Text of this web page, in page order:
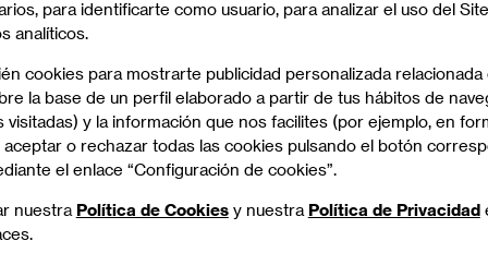
renta: inmobiliaria, es decir, de los edificios y terrenos;
asimilados a los de trabajo dependiente y los
empresa.
para identificarte como usuario, para analizar el uso del
analíticos.
cookies para mostrarte publicidad personalizada relacionada
la base de un perfil elaborado a partir de tus hábitos de
visitadas) y la información que nos facilites (por ejemplo, en
aceptar o rechazar todas las cookies pulsando el botón
el enlace “Configuración de cookies”.
nuestra Política de Cookiesy nuestra Política de Privacidad